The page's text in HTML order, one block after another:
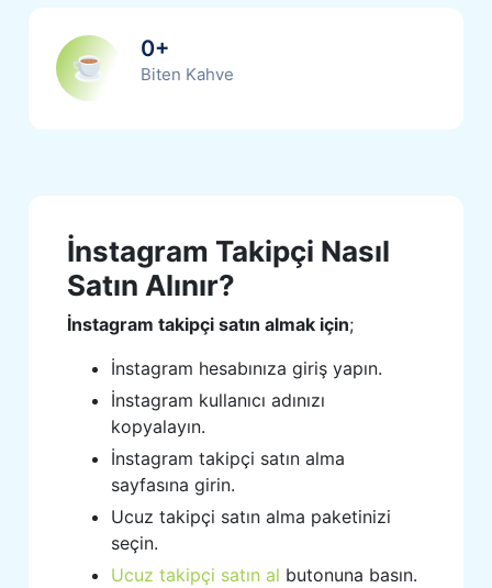
0+
Biten Kahve
İnstagram Takipçi Nasıl
Satın Alınır?
İnstagram takipçi satın almak için;
İnstagram hesabınıza giriş yapın.
İnstagram kullanıcı adınızı
kopyalayın.
İnstagram takipçi satın alma
sayfasına girin.
Ucuz takipçi satın alma paketinizi
seçin.
Ucuz takipçi satın al butonuna basın.